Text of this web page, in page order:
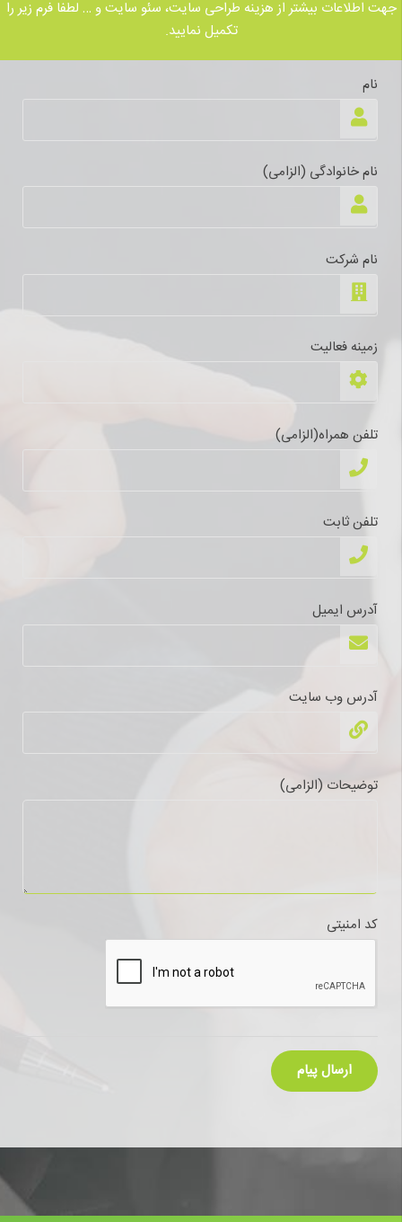
جهت اطلاعات بیشتر از هزینه طراحی سایت، سئو سایت و … لطفا فرم زیر را
تکمیل نمایید.
نام
نام خانوادگی (الزامی)
نام شرکت
زمینه فعالیت
تلفن همراه(الزامی)
تلفن ثابت
آدرس ایمیل
آدرس وب سایت
توضیحات (الزامی)
کد امنیتی